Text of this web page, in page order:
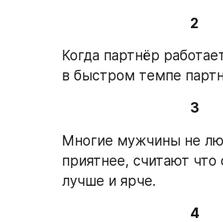
2
Когда партнёр
в быстром темпе
3
Многие мужчины не
приятнее, считают что
лучше и ярче.
4